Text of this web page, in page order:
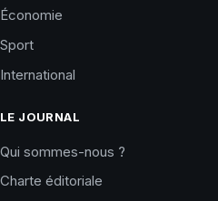
Économie
Sport
International
LE JOURNAL
Qui sommes-nous ?
Charte éditoriale